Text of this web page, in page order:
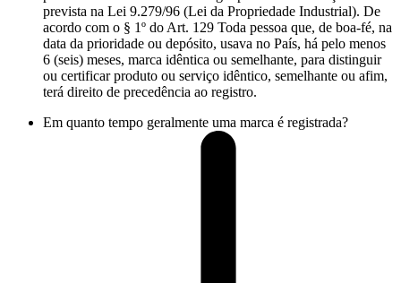
prevista na Lei 9.279/96 (Lei da Propriedade Industrial). De
acordo com o § 1º do Art. 129 Toda pessoa que, de boa-fé, na
data da prioridade ou depósito, usava no País, há pelo menos
6 (seis) meses, marca idêntica ou semelhante, para distinguir
ou certificar produto ou serviço idêntico, semelhante ou afim,
terá direito de precedência ao registro.
Em quanto tempo geralmente uma marca é registrada?